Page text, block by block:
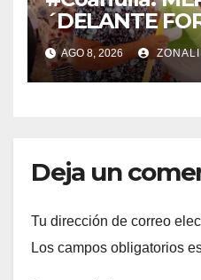
´DELANTE
CUIDADO DEL
AMBIENTE Y
DE MÁS DE 6
AGO 8, 2026
Deja un
Tu dirección de correo
Los campos obligatorios